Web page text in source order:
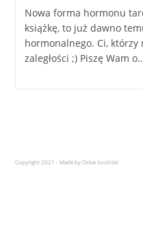
Nowa forma hormonu
książkę, to już dawno
hormonalnego. Ci,
zaległości ;) Piszę Wam
Copyright 2021 - Made by Oskar Łoziński